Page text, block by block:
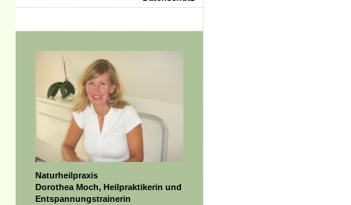
Naturheilpraxis
Dorothea Moch, Heilpraktikerin und
Entspannungstrainerin